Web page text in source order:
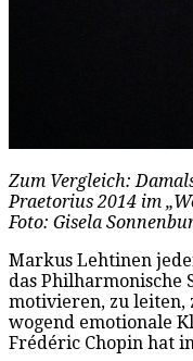
Zum Vergleich:
Praetorius 2014 im
Foto: Gisela
Markus Lehtinen
das Philharmonische
motivieren, zu leiten,
wogend emotionale
Frédéric Chopin hat